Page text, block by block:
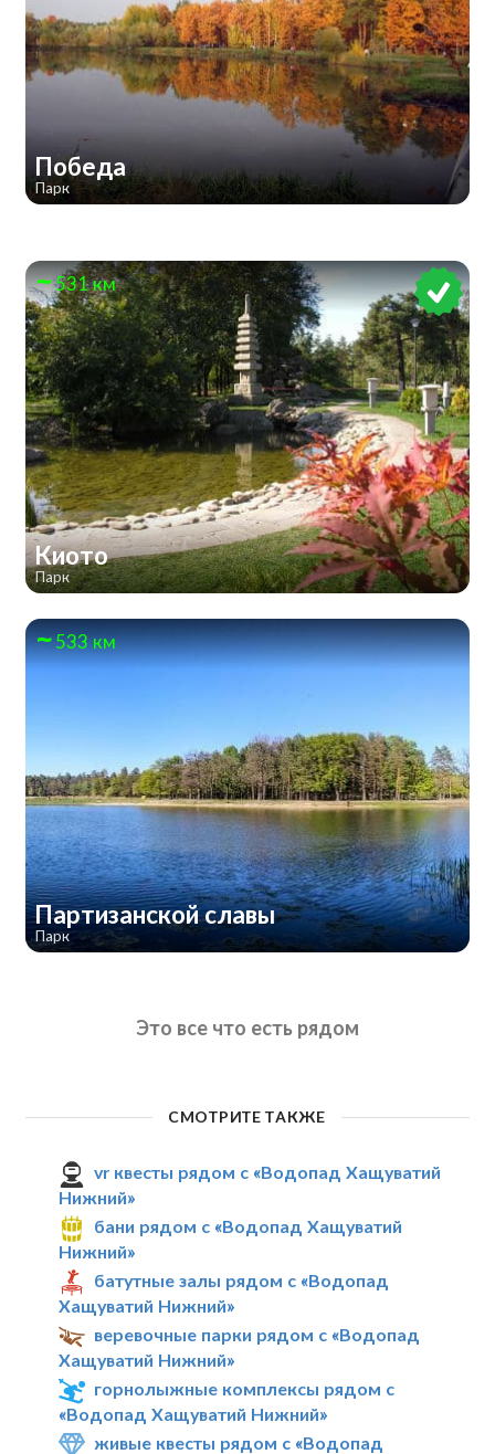
Победа
Парк
531 км
Киото
Парк
533 км
Партизанской славы
Парк
Это все что есть рядом
СМОТРИТЕ ТАКЖЕ
vr квесты рядом с «Водопад Хащуватий
Нижний»
бани рядом с «Водопад Хащуватий
Нижний»
батутные залы рядом с «Водопад
Хащуватий Нижний»
веревочные парки рядом с «Водопад
Хащуватий Нижний»
горнолыжные комплексы рядом с
«Водопад Хащуватий Нижний»
живые квесты рядом с «Водопад